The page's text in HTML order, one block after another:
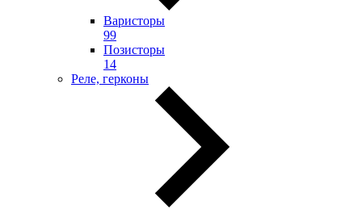
Варисторы
99
Позисторы
14
Реле, герконы